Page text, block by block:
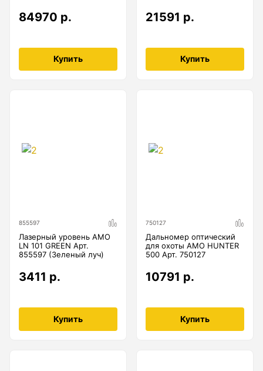
84970 р.
Купить
21591 р.
Купить
855597
Лазерный уровень AMO
LN 101 GREEN Арт.
855597 (Зеленый луч)
3411 р.
Купить
750127
Дальномер оптический
для охоты AMO HUNTER
500 Арт. 750127
10791 р.
Купить